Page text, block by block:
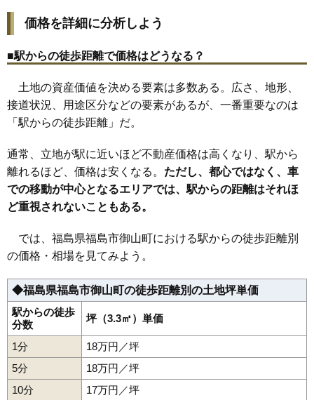
34 泉 22万円
35 堀河町 22万円
37 郷野目 22万円 1,673万円 23.1%
22万円 20.0%
40 松山町 22万円 1,487万円 20.1%
41 御山 21万円 1,510万円 17.6%
42 八木田 20万円 1,393万円 19.4%
44 松浪町 20万円 1,692万円 22.2%
45 南沢又 19万円
46 宮代 19万円 1,274万円 14.8%
47 本内 19万円 1,441万円
48 伏拝 19万円
49 霞町 19万円 1,336万円 15.0%
50 北沢又 18万円 1,359万円 10.6%
51 鳥谷野 18万円 1,321万円 17.8%
医王寺前駅
16 笹谷駅 14万円
桜水駅 12万円 980万円 10.7%
19 庭坂駅
21 松川駅 5.9万円 585万円 2.3%
22 向瀬上駅 5.5万円 307万円 7.5%
価格を詳細に分析しよう
■駅からの徒歩距離で価格はどうなる？
土地の資産価値を決める要素は多数ある。広さ、地形、
接道状況、用途区分などの要素があるが、一番重要なのは
「駅からの徒歩距離」だ。
通常、立地が駅に近いほど不動産価格は高くなり、駅から
離れるほど、価格は安くなる。 ただし、都心ではなく、車
での移動が中心となるエリアでは、駅からの距離はそれほ
ど重視されないこともある。
では、福島県福島市御山町における駅からの徒歩距離別
の価格・相場を見てみよう。
◆福島県福島市御山町の徒歩距離別の土地坪単価
駅からの徒歩
分数
坪（3.3㎡）単価
1分
18万円／坪
5分
18万円／坪
10分
17万円／坪